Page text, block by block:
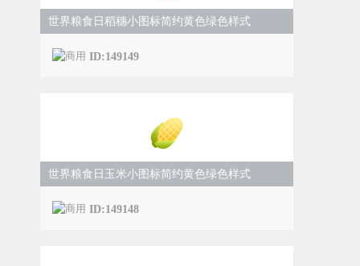
世界粮食日稻穗小图标简约黄色绿色样式
ID:149149
世界粮食日玉米小图标简约黄色绿色样式
ID:149148